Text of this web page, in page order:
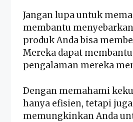
Jangan lupa untuk
membantu
produk Anda bisa
Mereka dapat
pengalaman mereka
Dengan memahami
hanya efisien, tetapi
memungkinkan Anda